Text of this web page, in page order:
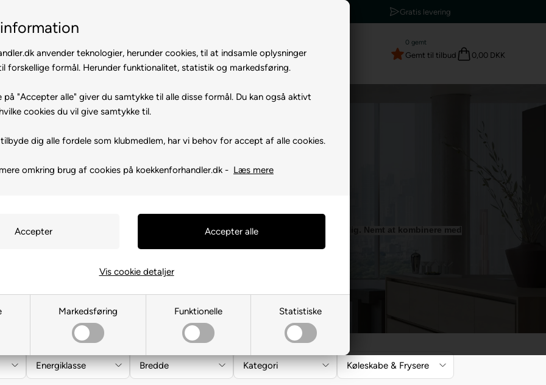
anvender teknologier, herunder cookies, til at indsamle oplysninger
forskellige formål. Herunder funktionalitet, statistik og markedsføring.
på "Accepter alle" giver du samtykke til alle disse formål. Du kan også aktivt
cookies du vil give samtykke til.
dig alle fordele som klubmedlem, har vi behov for accept af alle cookies.
omkring brug af cookies på koekkenforhandler.dk - Læs mere
Markedsføring Funktionelle Statistiske
Vis cookie detaljer
Høj kundetilfredshed
0 gemt
Gemt til tilbud 0,00 DKK
Neff Fryseskabe
Eller holder du bare af storindkøb? Neff har den model, der passer præcis til dig. Nemt at kombinere med
Energiklasse Bredde Kategori Køleskabe & Frysere